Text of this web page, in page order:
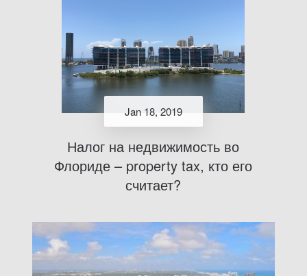
Jan 18, 2019
Налог на недвижимость во
Флориде – property tax, кто его
считает?